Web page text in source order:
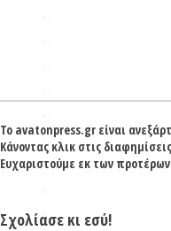
Το avatonpress.gr είναι
Κάνοντας κλικ στις
Ευχαριστούμε εκ των
Σχολίασε κι εσύ!